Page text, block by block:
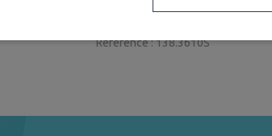
(1
Afficheur de station avec
Référence : 138.3610S